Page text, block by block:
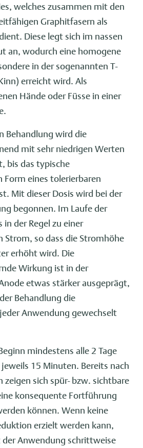
welches zusammen mit den
Graphitfasern als
Diese legt sich im nassen
an, wodurch eine homogene
in der sogenannten T-
erreicht wird. Als
Hände oder Füsse in einer
Behandlung wird die
mit sehr niedrigen Werten
bis das typische
eines tolerierbaren
Mit dieser Dosis wird bei der
begonnen. Im Laufe der
der Regel zu einer
Strom, so dass die Stromhöhe
erhöht wird. Die
Wirkung ist in der
etwas stärker ausgeprägt,
Behandlung die
Anwendung gewechselt
mindestens alle 2 Tage
15 Minuten. Bereits nach
zeigen sich spür- bzw. sichtbare
konsequente Fortführung
können. Wenn keine
erzielt werden kann,
Anwendung schrittweise